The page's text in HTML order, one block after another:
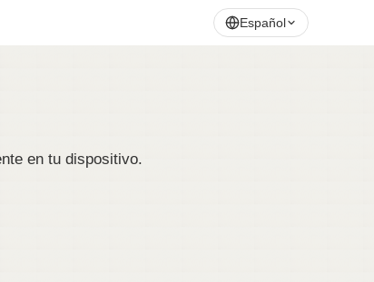
Español
en tu dispositivo.